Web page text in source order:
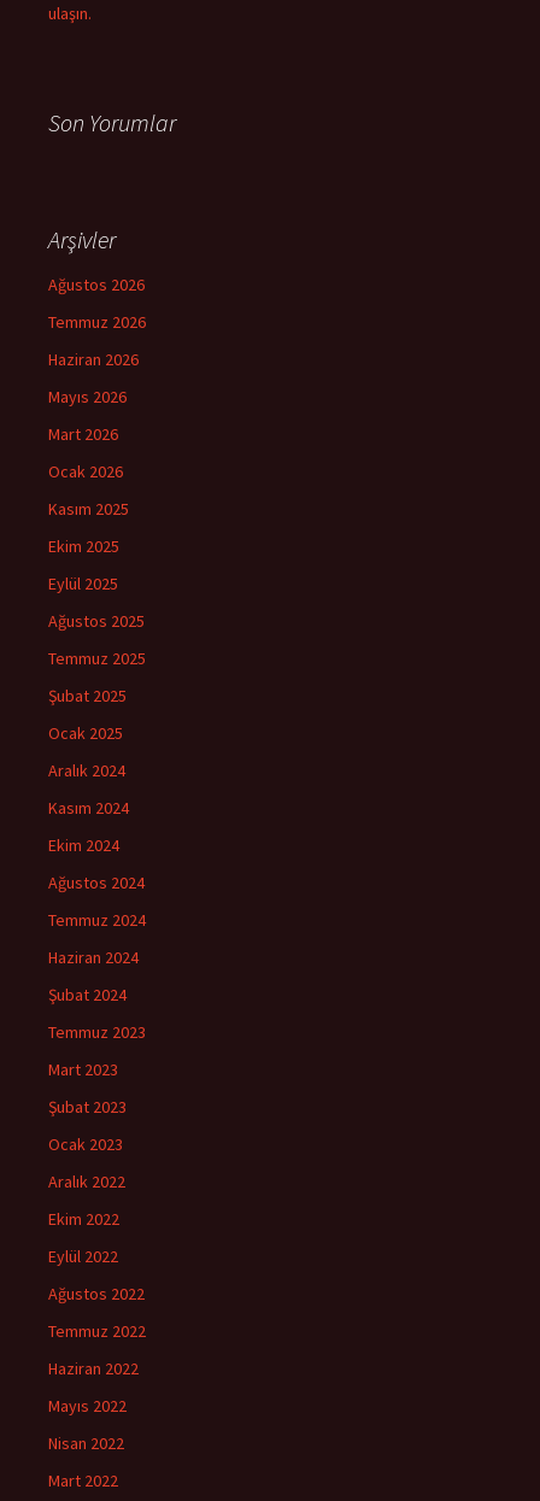
ulaşın.
Son Yorumlar
Arşivler
Ağustos 2026
Temmuz 2026
Haziran 2026
Mayıs 2026
Mart 2026
Ocak 2026
Kasım 2025
Ekim 2025
Eylül 2025
Ağustos 2025
Temmuz 2025
Şubat 2025
Ocak 2025
Aralık 2024
Kasım 2024
Ekim 2024
Ağustos 2024
Temmuz 2024
Haziran 2024
Şubat 2024
Temmuz 2023
Mart 2023
Şubat 2023
Ocak 2023
Aralık 2022
Ekim 2022
Eylül 2022
Ağustos 2022
Temmuz 2022
Haziran 2022
Mayıs 2022
Nisan 2022
Mart 2022